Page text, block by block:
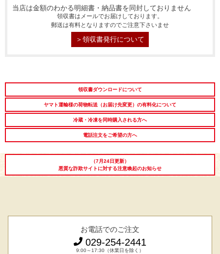
出産内祝い 結婚内祝い 法事・香典返し
高級肉ギフト
当店は金額のわかる明細書・納品書を同封しておりません
領収書はメールでお届けしております。
郵送は有料となりますのでご注意下さいませ
＞領収書発行について
領収書ダウンロードについて
ヤマト運輸様の荷物転送（お届け先変更）の有料化について
冷蔵・冷凍を同時購入される方へ
電話注文をご希望の方へ
（7月24日更新）
悪質な詐欺サイトに対する注意喚起のお知らせ
お電話でのご注文
029-254-2441
9:00～17:30（休業日を除く）